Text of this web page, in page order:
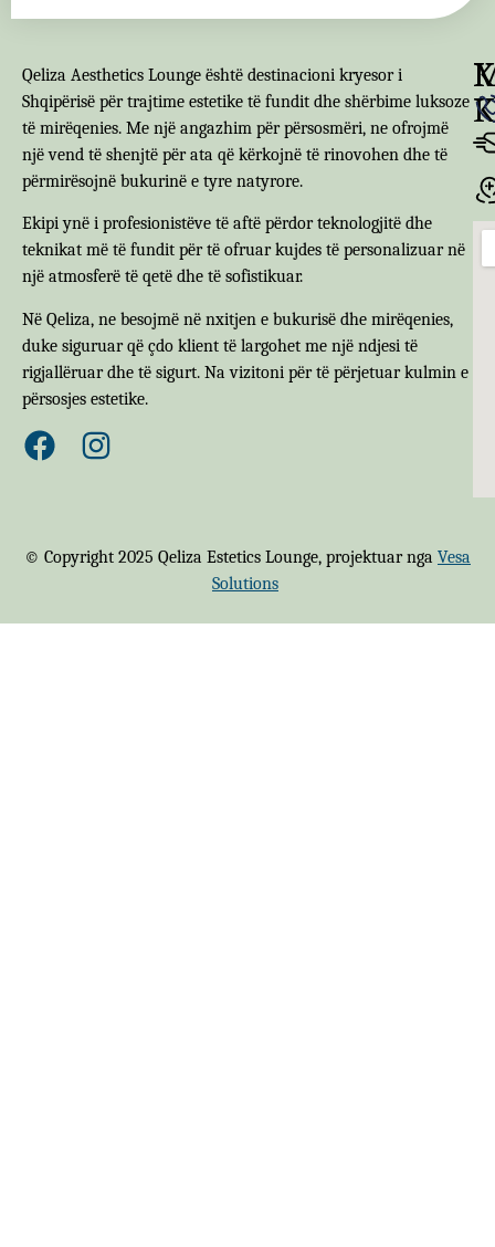
Qeliza Aesthetics Lounge është destinacioni kryesor i
Shqipërisë për trajtime estetike të fundit dhe shërbime luksoze
të mirëqenies. Me një angazhim për përsosmëri, ne ofrojmë
një vend të shenjtë për ata që kërkojnë të rinovohen dhe të
përmirësojnë bukurinë e tyre natyrore.
Ekipi ynë i profesionistëve të aftë përdor teknologjitë dhe
teknikat më të fundit për të ofruar kujdes të personalizuar në
një atmosferë të qetë dhe të sofistikuar.
Në Qeliza, ne besojmë në nxitjen e bukurisë dhe mirëqenies,
duke siguruar që çdo klient të largohet me një ndjesi të
rigjallëruar dhe të sigurt. Na vizitoni për të përjetuar kulmin e
përsosjes estetike.
© Copyright 2025 Qeliza Estetics Lounge, projektuar nga Vesa
Solutions